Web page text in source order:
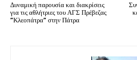
Δυναμική παρουσία και διακρίσεις
για τις αθλήτριες του ΑΓΣ Πρέβεζας
”Κλεοπάτρα” στην Πάτρα